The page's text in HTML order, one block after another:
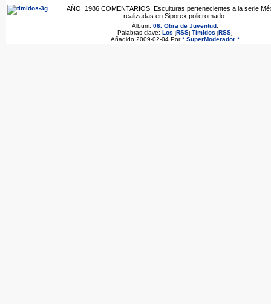
AÑO: 1986 COMENTARIOS: Esculturas pertenecientes a la serie
realizadas en Siporex policromado.
Álbum: 06. Obra de Juventud.
Palabras clave: Los [ RSS] Tímidos [ RSS]
Añadido 2009-02-04 Por* SuperModerador *